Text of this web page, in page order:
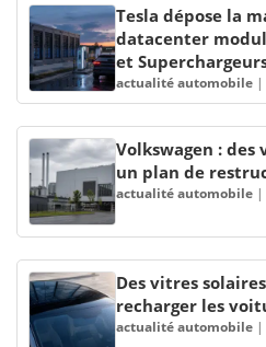
Tesla dépose la
datacenter
et
actualité automobile |
Volkswagen :
un plan de
actualité automobile |
Des vitres
recharger les
actualité automobile |